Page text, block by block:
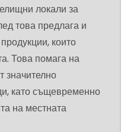
локали за
това предлага и
които
Това помага на
значително
като същевременно
на местната